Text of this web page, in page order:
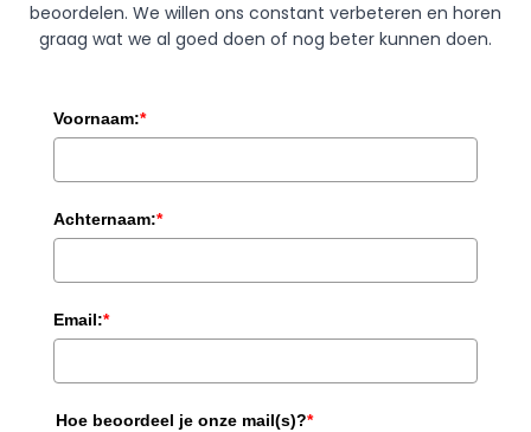
beoordelen. We willen ons constant verbeteren en horen
graag wat we al goed doen of nog beter kunnen doen.